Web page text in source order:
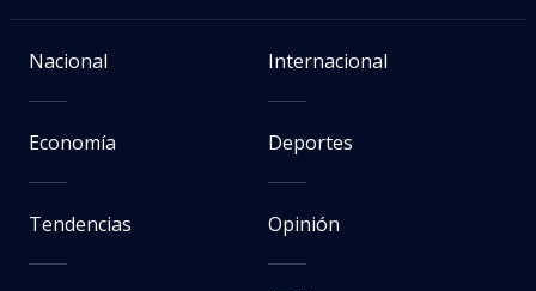
Nacional Internacional
Economía Deportes
Tendencias Opinión